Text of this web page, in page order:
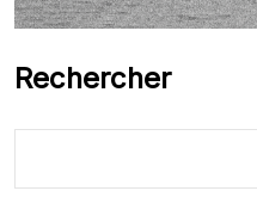
Rechercher